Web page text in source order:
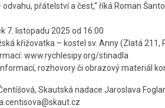
odvahu, přátelství a čest,“ říká Roman
7. listopadu 2025 od 16:00
křižovatka – kostel sv. Anny (Zlatá 211,
www.rychlesipy.org/stinadla
rozhovory či obrazový materiál
Skautská nadace Jaroslava